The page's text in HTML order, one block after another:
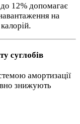
12% допомагає
на
суглобів
амортизації
знижують